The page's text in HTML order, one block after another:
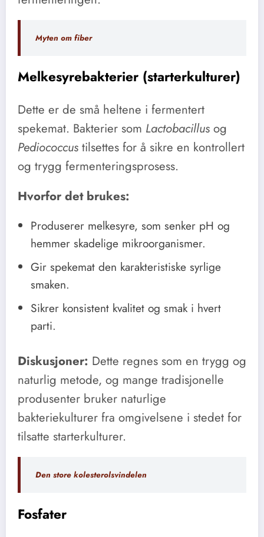
Myten om fiber
Melkesyrebakterier (starterkulturer)
Dette er de små heltene i fermentert
spekemat. Bakterier som Lactobacillus og
Pediococcus tilsettes for å sikre en kontrollert
og trygg fermenteringsprosess.
Hvorfor det brukes:
Produserer melkesyre, som senker pH og
hemmer skadelige mikroorganismer.
Gir spekemat den karakteristiske syrlige
smaken.
Sikrer konsistent kvalitet og smak i hvert
parti.
Diskusjoner: Dette regnes som en trygg og
naturlig metode, og mange tradisjonelle
produsenter bruker naturlige
bakteriekulturer fra omgivelsene i stedet for
tilsatte starterkulturer.
Den store kolesterolsvindelen
Fosfater